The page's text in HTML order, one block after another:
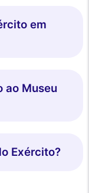
em
ao Museu
Exército?